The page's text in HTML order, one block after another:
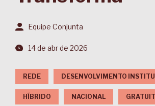
Equipe Conjunta
14 de abr de 2026
REDE DESENVOLVIMENTO
HÍBRIDO NACIONAL